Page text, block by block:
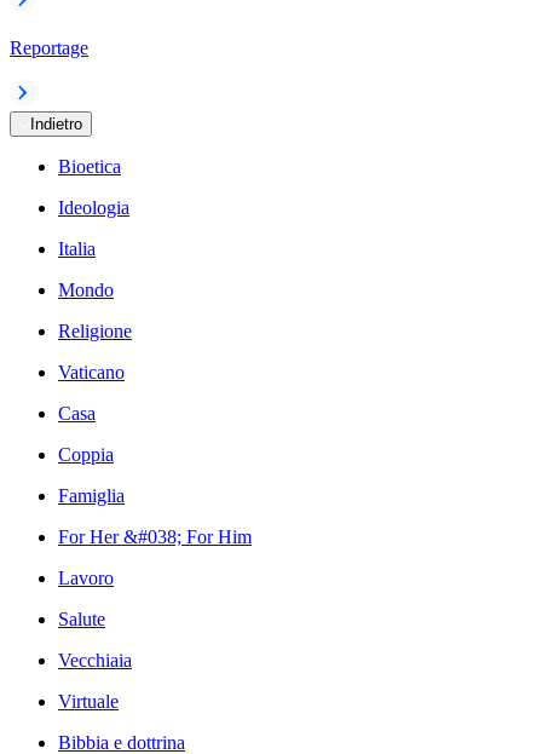
Reportage
Indietro
Bioetica
Ideologia
Italia
Mondo
Religione
Vaticano
Casa
Coppia
Famiglia
For Her &#038; For Him
Lavoro
Salute
Vecchiaia
Virtuale
Bibbia e dottrina